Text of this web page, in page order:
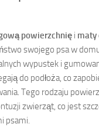
powierzchnię i maty
swojego psa w
wypustek i
do podłoża, co
Tego rodzaju
zwierząt, co jest
psami.